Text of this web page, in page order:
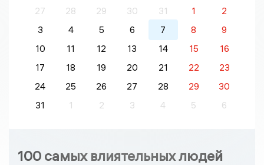
27
28 29 30 31 1
2
3
4 5 6 7 8
9
10
11 12 13 14 15
16
17
18 19 20 21 22
23
24
25 26 27 28 29
30
31
1 2 3 4 5 6
100 самых влиятельных людей